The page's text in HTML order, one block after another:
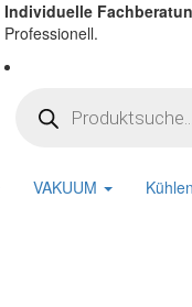
Individuelle
Professionell.
search
VAKUUM Kühlen